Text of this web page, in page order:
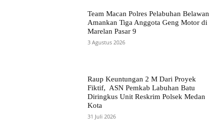
Team Macan Polres Pelabuhan Belawan
Amankan Tiga Anggota Geng Motor di
Marelan Pasar 9
3 Agustus 2026
Raup Keuntungan 2 M Dari Proyek
Fiktif, ASN Pemkab Labuhan Batu
Diringkus Unit Reskrim Polsek Medan
Kota
31 Juli 2026